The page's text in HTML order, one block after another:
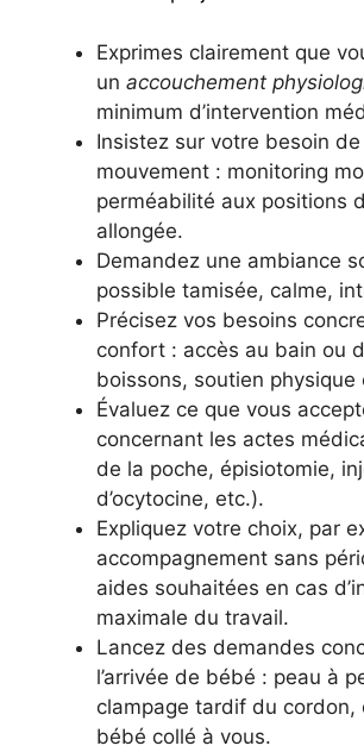
Exprimes clairement que
un accouchement
minimum d’intervention
Insistez sur votre besoin
mouvement : monitoring
perméabilité aux positions
allongée.
Demandez une ambiance
possible tamisée, calme,
Précisez vos besoins
confort : accès au bain ou
boissons, soutien physique
Évaluez ce que vous
concernant les actes
de la poche, épisiotomie,
d’ocytocine, etc.).
Expliquez votre choix, par
accompagnement sans
aides souhaitées en cas
maximale du travail.
Lancez des demandes
l’arrivée de bébé : peau à
clampage tardif du cordon,
bébé collé à vous.